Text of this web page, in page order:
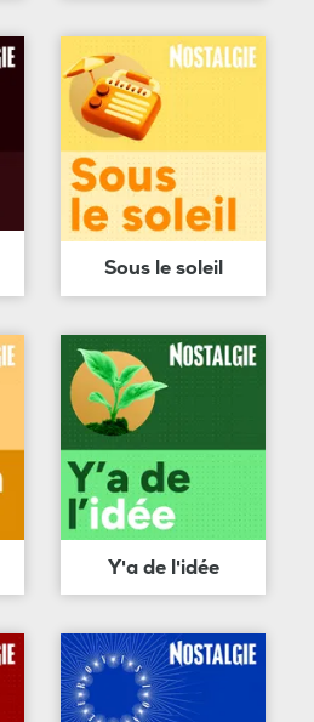
Sous le soleil
Y'a de l'idée